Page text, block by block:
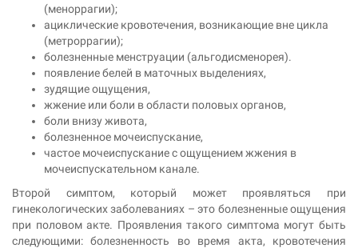
(меноррагии);
ациклические кровотечения, возникающие вне цикла
(метроррагии);
болезненные менструации (альгодисменорея).
появление белей в маточных выделениях,
зудящие ощущения,
жжение или боли в области половых органов,
боли внизу живота,
болезненное мочеиспускание,
частое мочеиспускание с ощущением жжения в
мочеиспускательном канале.
Второй симптом, который может проявляться при
гинекологических заболеваниях – это болезненные ощущения
при половом акте. Проявления такого симптома могут быть
следующими: болезненность во время акта, кровотечения